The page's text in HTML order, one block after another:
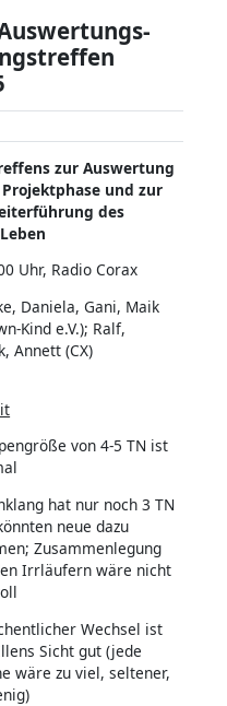
zur Auswertung
und zur
des
Uhr, Radio Corax
Daniela, Gani, Maik
Kind e.V.); Ralf,
Annett (CX)
von 4-5 TN ist
hat nur noch 3 TN
neue dazu
Zusammenlegung
Irrläufern wäre nicht
Wechsel ist
Sicht gut (jede
wäre zu viel, seltener,